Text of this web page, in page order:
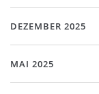
DEZEMBER 2025
MAI 2025